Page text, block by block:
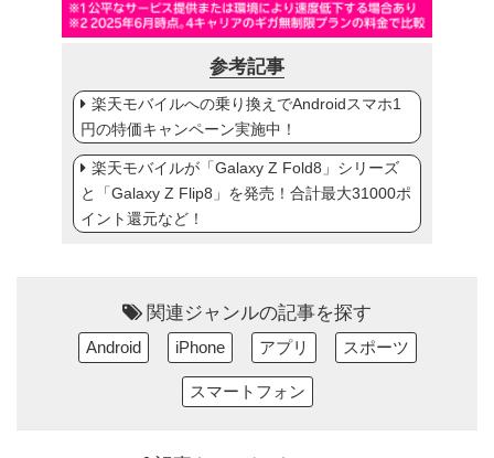
参考記事
楽天モバイルへの乗り換えでAndroidスマホ1
円の特価キャンペーン実施中！
楽天モバイルが「Galaxy Z Fold8」シリーズ
と「Galaxy Z Flip8」を発売！合計最大31000ポ
イント還元など！
関連ジャンルの記事を探す
Android iPhone アプリ スポーツ
スマートフォン